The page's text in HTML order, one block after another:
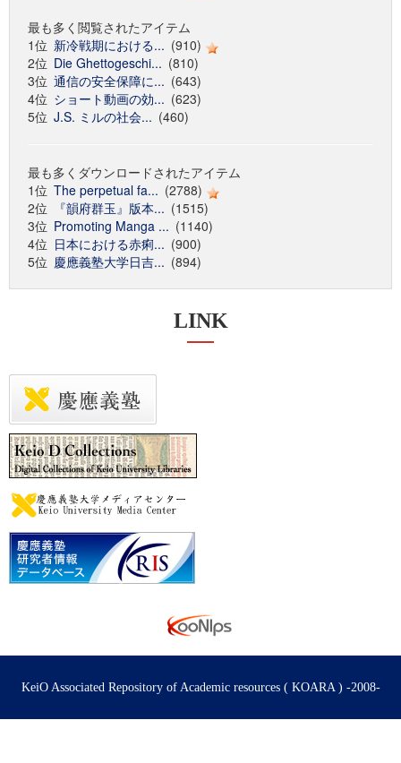
最も多く閲覧されたアイテム
1位 新冷戦期における... (910)
2位 Die Ghettogeschi... (810)
3位 通信の安全保障に... (643)
4位 ショート動画の効... (623)
5位 J.S. ミルの社会... (460)
最も多くダウンロードされたアイテム
1位 The perpetual fa... (2788)
2位
『韻府群玉』版本... (1515)
3位 Promoting Manga ... (1140)
4位 日本における赤痢... (900)
5位 慶應義塾大学日吉... (894)
LINK
KeiO Associated Repository of Academic resources ( KOARA ) -2008-